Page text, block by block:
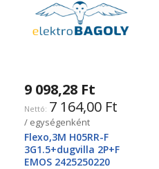
9 098,28 Ft
7 164,00 Ft
/ egységenként
Flexo,3M H05RR-F
3G1.5+dugvilla 2P+F
EMOS 2425250220